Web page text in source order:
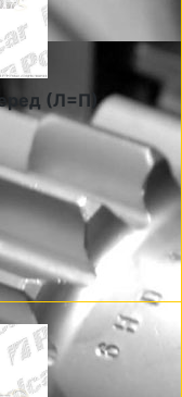
(Л=П)